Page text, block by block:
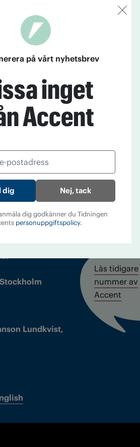
dömt tre återförsäljare av
Lundkvist,
Läs tidigare
nummer av
Accent
på vårt nyhetsbrev
inget
Accent
Nej, tack
dig godkänner du Tidningen
personuppgiftspolicy.